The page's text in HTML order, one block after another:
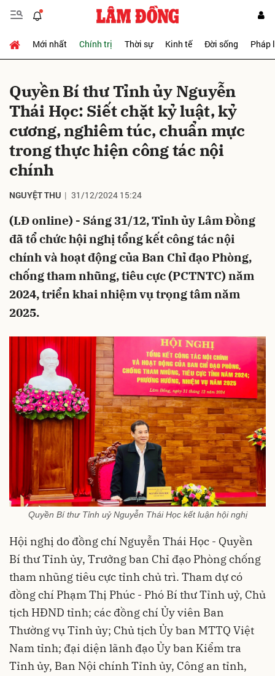
Mới nhất Chính trị Thời sự Kinh tế Đời sống Pháp
Quyền Bí thư Tỉnh ủy Nguyễn
Thái Học: Siết chặt kỷ luật, kỷ
cương, nghiêm túc, chuẩn mực
trong thực hiện công tác nội
chính
NGUYỆT THU 31/12/2024 15:24
(LĐ online) - Sáng 31/12, Tỉnh ủy Lâm Đồng
đã tổ chức hội nghị tổng kết công tác nội
chính và hoạt động của Ban Chỉ đạo Phòng,
chống tham nhũng, tiêu cực (PCTNTC) năm
2024, triển khai nhiệm vụ trọng tâm năm
2025.
Quyền Bí thư Tỉnh uỷ Nguyễn Thái Học kết luận hội nghị
Hội nghị do đồng chí Nguyễn Thái Học - Quyền
Bí thư Tỉnh ủy, Trưởng ban Chỉ đạo Phòng chống
tham nhũng tiêu cực tỉnh chủ trì. Tham dự có
đồng chí Phạm Thị Phúc - Phó Bí thư Tỉnh uỷ, Chủ
tịch HĐND tỉnh; các đồng chí Ủy viên Ban
Thường vụ Tỉnh ủy; Chủ tịch Ủy ban MTTQ Việt
Nam tỉnh; đại diện lãnh đạo Ủy ban Kiểm tra
Tỉnh ủy, Ban Nội chính Tỉnh ủy, Công an tỉnh,
Gửi bình luận